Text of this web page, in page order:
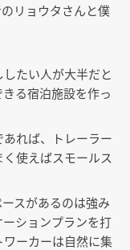
リョウタさんと僕
たい人が大半だと
る宿泊施設を作っ
れば、トレーラー
使えばスモールス
スがあるのは強み
ションプランを打
ーカーは自然に集